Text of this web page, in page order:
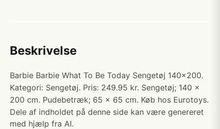
Beskrivelse
Barbie Barbie What To Be Today Sengetøj 140x200.
Kategori: Sengetøj. Pris: 249.95 kr. Sengetøj; 140 x
200 cm. Pudebetræk; 65 x 65 cm. Køb hos Eurotoys.
Dele af indholdet på denne side kan være genereret
med hjælp fra AI.